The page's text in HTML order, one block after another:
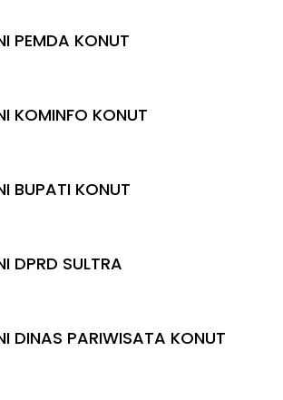
PEMDA KONUT
KOMINFO KONUT
BUPATI KONUT
DPRD SULTRA
DINAS PARIWISATA KONUT